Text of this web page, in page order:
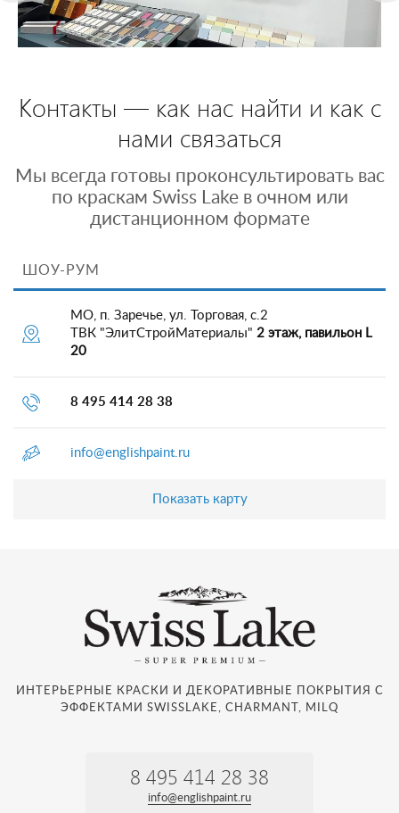
Контакты — как нас найти и как с
нами связаться
Мы всегда готовы проконсультировать вас
по краскам Swiss Lake в очном или
дистанционном формате
ШОУ-РУМ
МО, п. Заречье, ул. Торговая, с.2
ТВК "ЭлитСтройМатериалы" 2 этаж, павильон L
20
8 495 414 28 38
info@englishpaint.ru
Показать карту
ИНТЕРЬЕРНЫЕ КРАСКИ И ДЕКОРАТИВНЫЕ ПОКРЫТИЯ С
ЭФФЕКТАМИ SWISSLAKE, CHARMANT, MILQ
8 495 414 28 38
info@englishpaint.ru